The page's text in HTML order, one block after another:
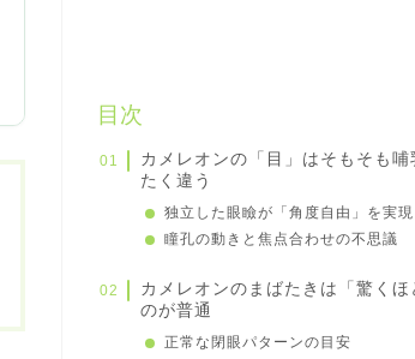
目次
カメレオンの「目」はそもそも哺
たく違う
独立した眼瞼が「角度自由」を実
瞳孔の動きと焦点合わせの不思議
カメレオンのまばたきは「驚くほ
のが普通
正常な閉眼パターンの目安